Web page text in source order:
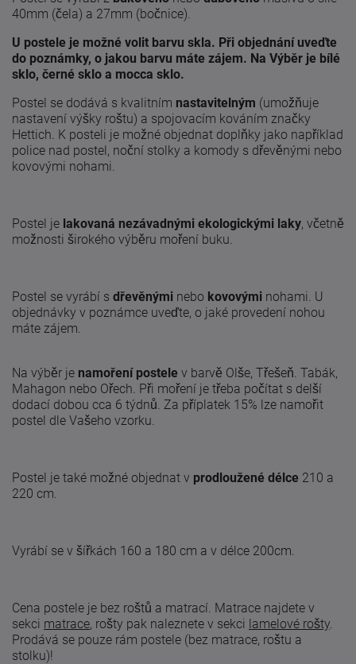
40mm (čela) a 27mm (bočnice).
U postele je možné volit barvu skla. Při objednání uveďte
do poznámky, o jakou barvu máte zájem. Na Výběr je bílé
sklo, černé sklo a mocca sklo.
Postel se dodává s kvalitním nastavitelným (umožňuje
nastavení výšky roštu) a spojovacím kováním značky
Hettich. K posteli je možné objednat doplňky jako například
police nad postel, noční stolky a komody s dřevěnými nebo
kovovými nohami.
Postel je lakovaná nezávadnými ekologickými laky, včetně
možnosti širokého výběru moření buku.
Postel se vyrábí s dřevěnými nebo kovovými nohami. U
objednávky v poznámce uveďte, o jaké provedení nohou
máte zájem.
Na výběr je namoření postele v barvě Olše, Třešeň. Tabák,
Mahagon nebo Ořech. Při moření je třeba počítat s delší
dodací dobou cca 6 týdnů. Za příplatek 15% lze namořit
postel dle Vašeho vzorku.
Postel je také možné objednat v prodloužené délce 210 a
220 cm.
Vyrábí se v šířkách 160 a 180 cm a v délce 200cm.
Cena postele je bez roštů a matrací. Matrace najdete v
sekci matrace, rošty pak naleznete v sekci lamelové rošty.
Prodává se pouze rám postele (bez matrace, roštu a
stolku)!